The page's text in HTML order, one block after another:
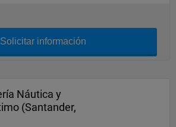
Solicitar información
Náutica y
(Santander,